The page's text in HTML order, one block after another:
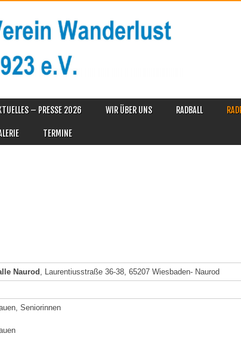
– PRESSE 2026 WIR ÜBER UNS RADBALL
TERMINE
Naurod , Laurentiusstraße 36-38, 65207 Wiesbaden- Naurod
Seniorinnen